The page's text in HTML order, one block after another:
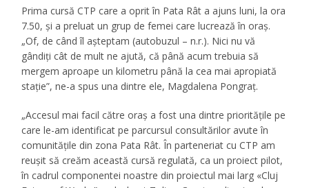
Prima cursă CTP care a oprit în Pata Rât a ajuns luni, la ora
7.50, și a preluat un grup de femei care lucrează în oraș.
„Of, de când îl așteptam (autobuzul – n.r.). Nici nu vă
gândiți cât de mult ne ajută, că până acum trebuia să
mergem aproape un kilometru până la cea mai apropiată
stație”, ne-a spus una dintre ele, Magdalena Pongraț.
„Accesul mai facil către oraș a fost una dintre prioritățile pe
care le-am identificat pe parcursul consultărilor avute în
comunitățile din zona Pata Rât. În parteneriat cu CTP am
reușit să creăm această cursă regulată, ca un proiect pilot,
în cadrul componentei noastre din proiectul mai larg «Cluj